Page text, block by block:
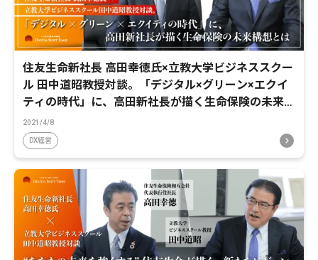
住友生命新社長 高田幸徳氏×立教大学ビジネススクー
ル 田中道昭教授対談。「デジタル×グリーン×エクイ
ティの時代」に、高田新社長が描く生命保険の未来構
想とは
2021/4/8
DX経営